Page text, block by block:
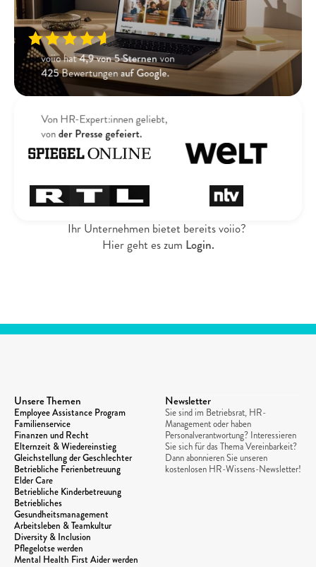
voiio hat 4,9 von 5 Sternen von
425 Bewertungen auf Google.
Von HR-Expert:innen geliebt,
von der Presse gefeiert.
Ihr Unternehmen bietet bereits voiio?
Hier geht es zum Login.
Unsere Themen
Employee Assistance Program
Familienservice
Finanzen und Recht
Elternzeit & Wiedereinstieg
Gleichstellung der Geschlechter
Betriebliche Ferienbetreuung
Elder Care
Betriebliche Kinderbetreuung
Betriebliches
Gesundheitsmanagement
Arbeitsleben & Teamkultur
Diversity & Inclusion
Pflegelotse werden
Mental Health First Aider werden
Newsletter
Sie sind im Betriebsrat, HR-
Management oder haben
Personalverantwortung? Interessieren
Sie sich für das Thema Vereinbarkeit?
Dann abonnieren Sie unseren
kostenlosen HR-Wissens-Newsletter!